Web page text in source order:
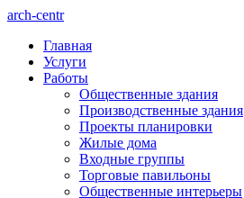
arch-centr
Главная
Услуги
Работы
Общественные здания
Производственные здания
Проекты планировки
Жилые дома
Входные группы
Торговые павильоны
Общественные интерьеры